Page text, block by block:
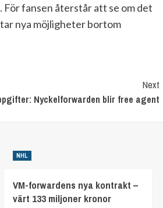
fansen återstår att se om det
nya möjligheter bortom
Next
Nyckelforwarden blir free agent
NHL
VM-forwardens nya kontrakt –
värt 133 miljoner kronor